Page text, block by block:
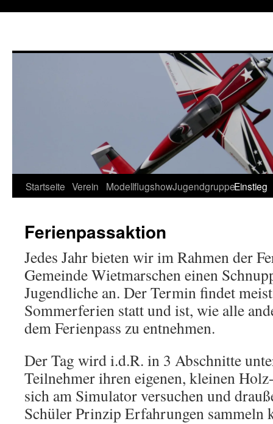
Springe
Inhalt
Startseite Verein ModellflugshowJugendgruppeEinstieg
Ferienpassaktion
Jedes Jahr bieten wir im Rahmen der
Gemeinde Wietmarschen einen
Jugendliche an. Der Termin findet
Sommerferien statt und ist, wie alle
dem Ferienpass zu entnehmen.
Der Tag wird i.d.R. in 3 Abschnitte
Teilnehmer ihren eigenen, kleinen
sich am Simulator versuchen und
Schüler Prinzip Erfahrungen sammeln